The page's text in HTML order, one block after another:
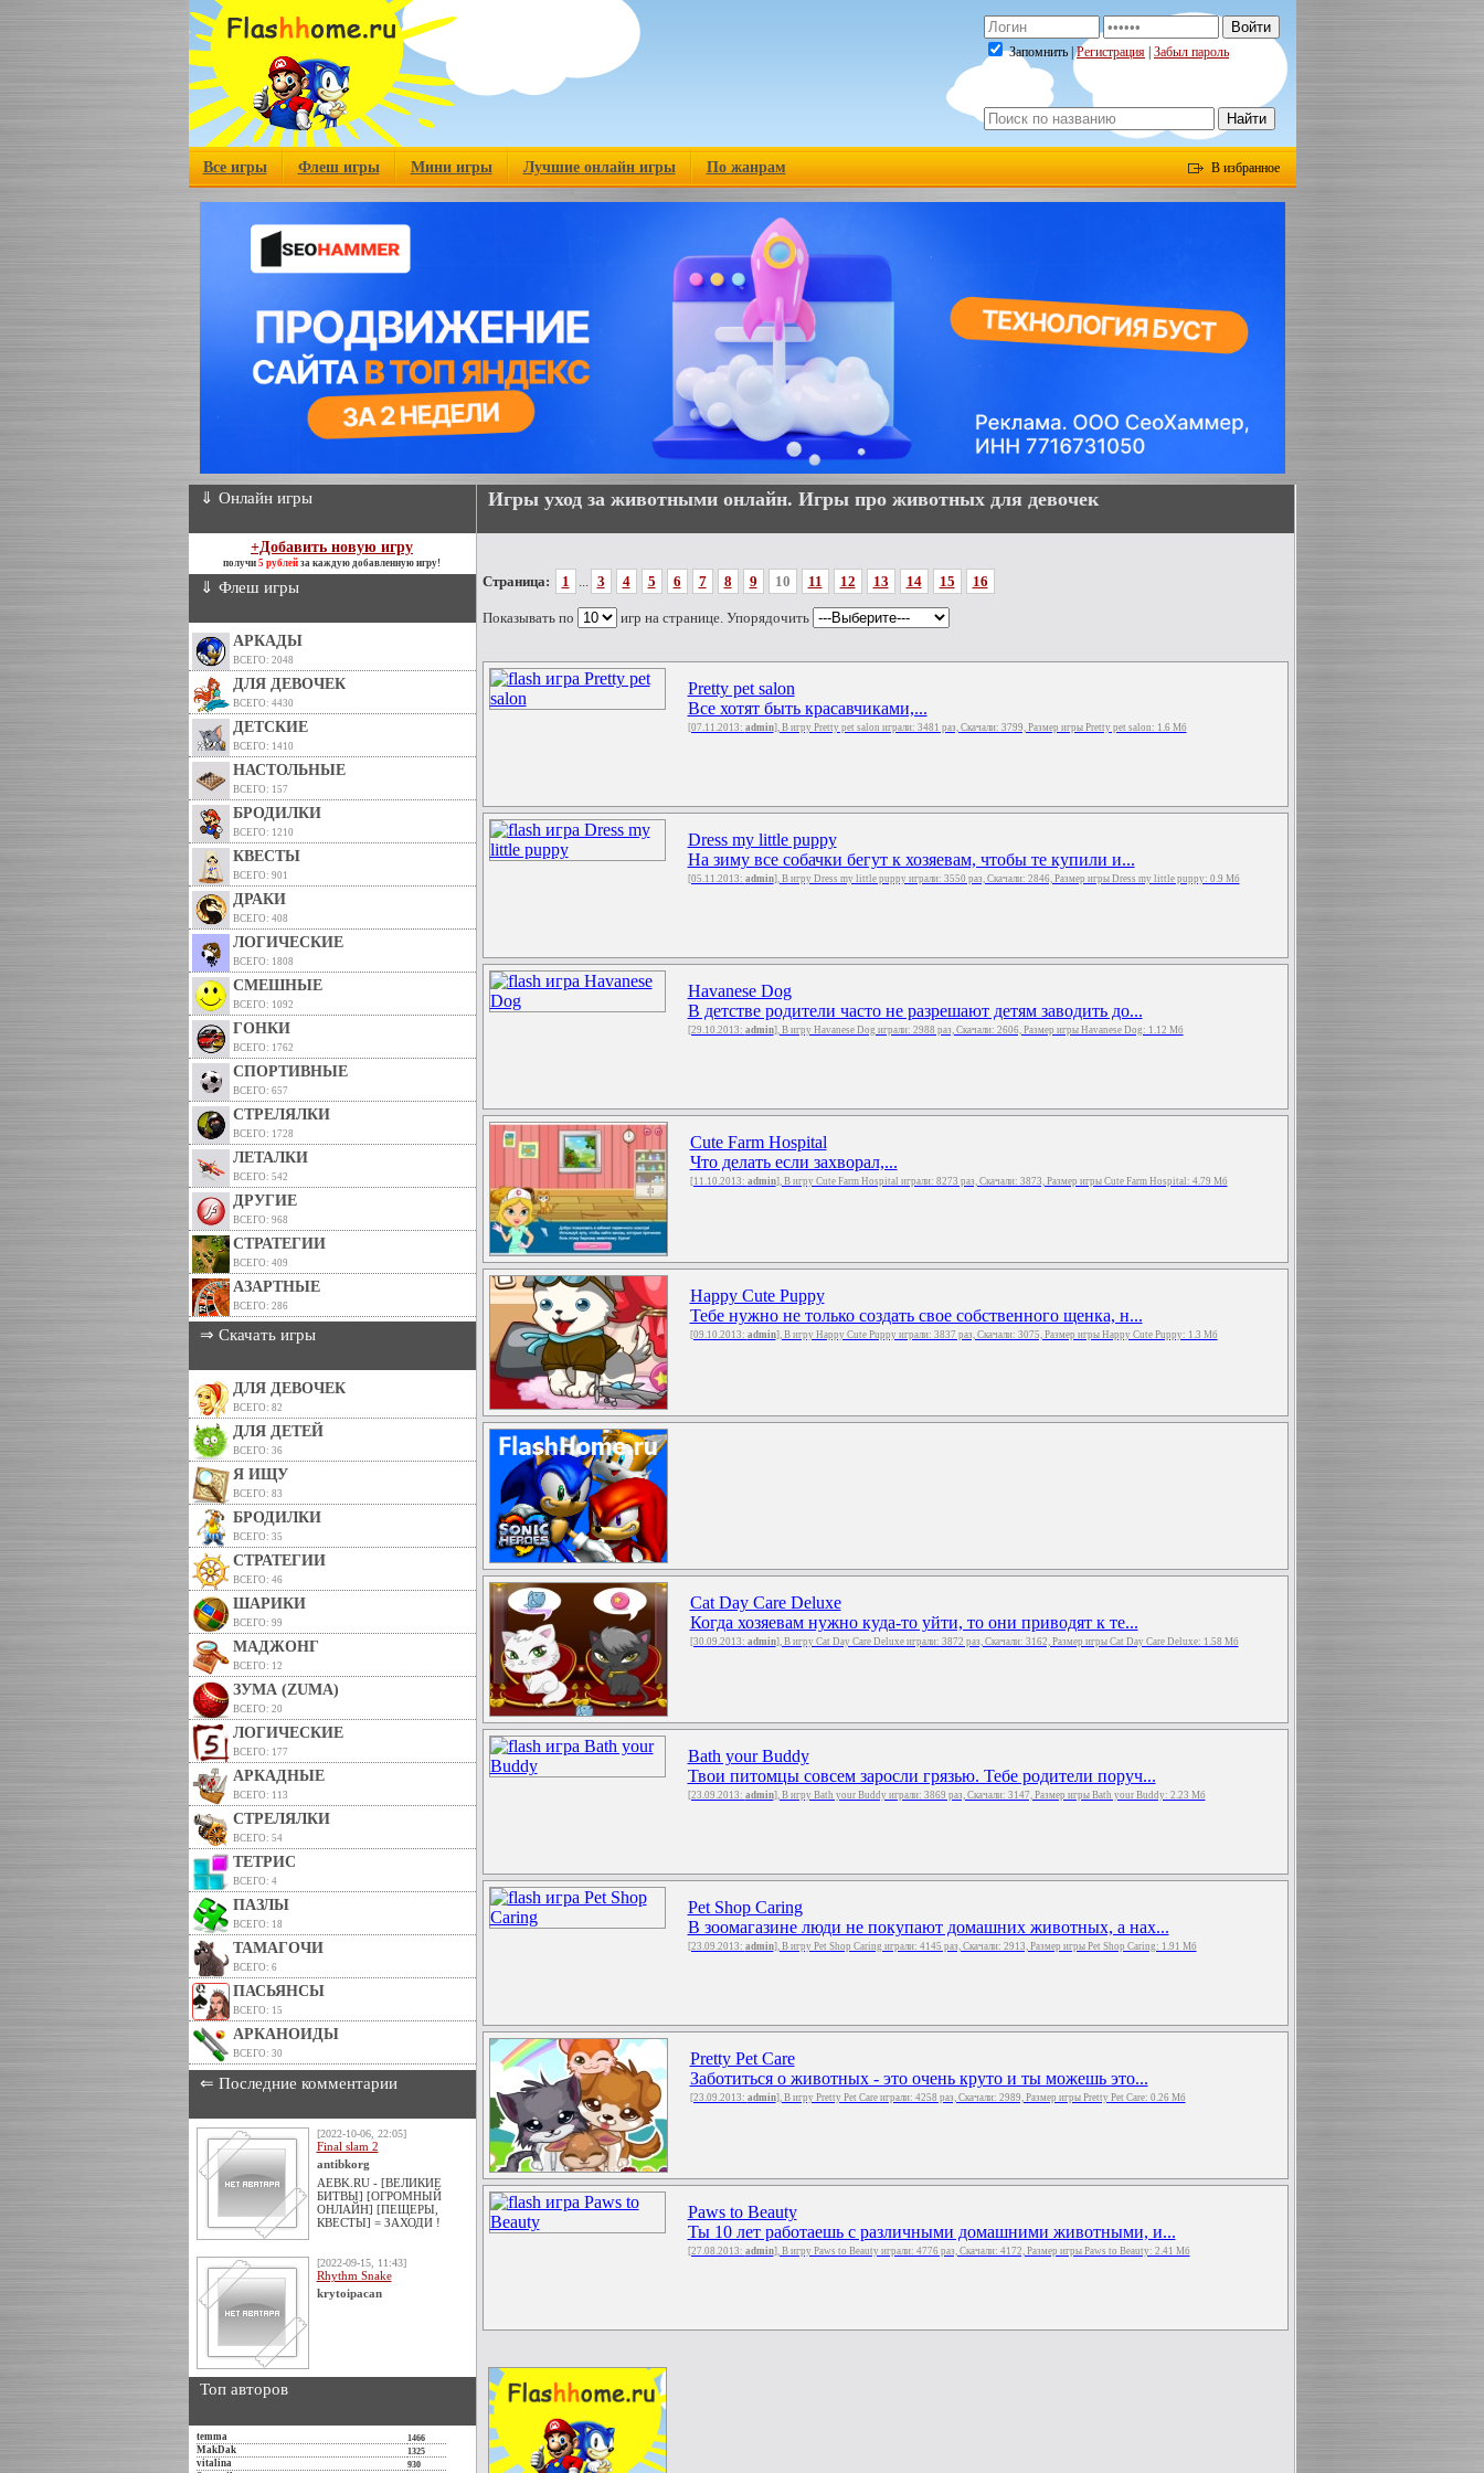
Запомнить |Регистрация Забыл пароль
Все игры Флеш игры Мини игры Лучшие онлайн игры По жанрам В избранное
⇓ Онлайн игры
+Добавить новую игру
получи 5 рублей за каждую добавленную игру!
⇓ Флеш игры
АРКАДЫ
ВСЕГО: 2048
ДЛЯ ДЕВОЧЕК
ВСЕГО: 4430
ДЕТСКИЕ
ВСЕГО: 1410
НАСТОЛЬНЫЕ
ВСЕГО: 157
БРОДИЛКИ
ВСЕГО: 1210
КВЕСТЫ
ВСЕГО: 901
ДРАКИ
ВСЕГО: 408
ЛОГИЧЕСКИЕ
ВСЕГО: 1808
СМЕШНЫЕ
ВСЕГО: 1092
ГОНКИ
ВСЕГО: 1762
СПОРТИВНЫЕ
ВСЕГО: 657
СТРЕЛЯЛКИ
ВСЕГО: 1728
ЛЕТАЛКИ
ВСЕГО: 542
ДРУГИЕ
ВСЕГО: 968
СТРАТЕГИИ
ВСЕГО: 409
АЗАРТНЫЕ
ВСЕГО: 286
⇒ Скачать игры
ДЛЯ ДЕВОЧЕК
ВСЕГО: 82
ДЛЯ ДЕТЕЙ
ВСЕГО: 36
Я ИЩУ
ВСЕГО: 83
БРОДИЛКИ
ВСЕГО: 35
СТРАТЕГИИ
ВСЕГО: 46
ШАРИКИ
ВСЕГО: 99
МАДЖОНГ
ВСЕГО: 12
ЗУМА (ZUMA)
ВСЕГО: 20
ЛОГИЧЕСКИЕ
ВСЕГО: 177
АРКАДНЫЕ
ВСЕГО: 113
СТРЕЛЯЛКИ
ВСЕГО: 54
ТЕТРИС
ВСЕГО: 4
ПАЗЛЫ
ВСЕГО: 18
ТАМАГОЧИ
ВСЕГО: 6
ПАСЬЯНСЫ
ВСЕГО: 15
АРКАНОИДЫ
ВСЕГО: 30
⇐ Последние комментарии
[2022-10-06, 22:05]
Final slam 2
antibkorg
AEBK.RU - [ВЕЛИКИЕ
БИТВЫ] [ОГРОМНЫЙ
ОНЛАЙН] [ПЕЩЕРЫ,
КВЕСТЫ] = ЗАХОДИ !
[2022-09-15, 11:43]
Rhythm Snake
krytoipacan
Топ авторов
temma 1466
MakDak 1325
vitalina 930
Игры уход за животными онлайн. Игры про животных для девочек
Страница: 1 3 4 5 6 7 8 9 10 11 12 13 14 15 16
Показывать по игр на странице. Упорядочить
Pretty pet salon
Все хотят быть красавчиками,...
[07.11.2013: admin], В игру Pretty pet salon играли: 3481 раз, Скачали: 3799, Размер игры Pretty pet salon: 1.6 Мб
Dress my little puppy
На зиму все собачки бегут к хозяевам, чтобы те купили и...
[05.11.2013: admin], В игру Dress my little puppy играли: 3550 раз, Скачали: 2846, Размер игры Dress my little puppy: 0.9 Мб
Havanese Dog
В детстве родители часто не разрешают детям заводить до...
[29.10.2013: admin], В игру Havanese Dog играли: 2988 раз, Скачали: 2606, Размер игры Havanese Dog: 1.12 Мб
Cute Farm Hospital
Что делать если захворал,...
[11.10.2013: admin], В игру Cute Farm Hospital играли: 8273 раз, Скачали: 3873, Размер игры Cute Farm Hospital: 4.79 Мб
Happy Cute Puppy
Тебе нужно не только создать свое собственного щенка, н...
[09.10.2013: admin], В игру Happy Cute Puppy играли: 3837 раз, Скачали: 3075, Размер игры Happy Cute Puppy: 1.3 Мб
Cat Day Care Deluxe
Когда хозяевам нужно куда-то уйти, то они приводят к те...
[30.09.2013: admin], В игру Cat Day Care Deluxe играли: 3872 раз, Скачали: 3162, Размер игры Cat Day Care Deluxe: 1.58 Мб
Bath your Buddy
Твои питомцы совсем заросли грязью. Тебе родители поруч...
[23.09.2013: admin], В игру Bath your Buddy играли: 3869 раз, Скачали: 3147, Размер игры Bath your Buddy: 2.23 Мб
Pet Shop Caring
В зоомагазине люди не покупают домашних животных, а нах...
[23.09.2013: admin], В игру Pet Shop Caring играли: 4145 раз, Скачали: 2913, Размер игры Pet Shop Caring: 1.91 Мб
Pretty Pet Care
Заботиться о животных - это очень круто и ты можешь это...
[23.09.2013: admin], В игру Pretty Pet Care играли: 4258 раз, Скачали: 2989, Размер игры Pretty Pet Care: 0.26 Мб
Paws to Beauty
Ты 10 лет работаешь с различными домашними животными, и...
[27.08.2013: admin], В игру Paws to Beauty играли: 4776 раз, Скачали: 4172, Размер игры Paws to Beauty: 2.41 Мб